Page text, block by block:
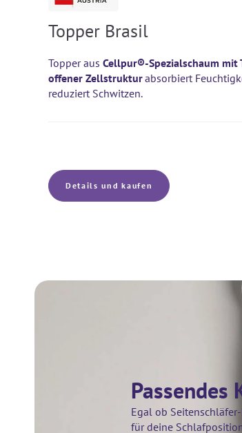
Topper Brasil
Topper aus Cellpur®-Spezialschaum mit
offener Zellstrukturabsorbiert
reduziert Schwitzen.
Details und kaufen
Passendes
Egal ob
für deine